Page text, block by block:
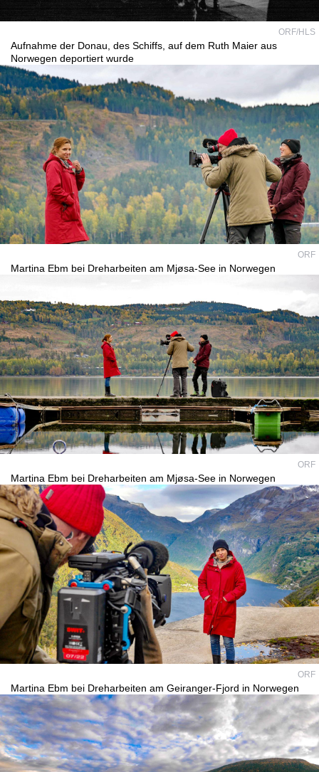
ORF/HLS
Aufnahme der Donau, des Schiffs, auf dem Ruth Maier aus
Norwegen deportiert wurde
ORF
Martina Ebm bei Dreharbeiten am Mjøsa-See in Norwegen
ORF
Martina Ebm bei Dreharbeiten am Mjøsa-See in Norwegen
ORF
Martina Ebm bei Dreharbeiten am Geiranger-Fjord in Norwegen